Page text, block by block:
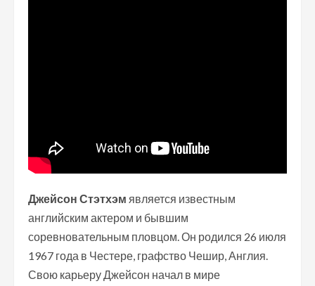
Джейсон Стэтхэм является известным
английским актером и бывшим
соревновательным пловцом. Он родился 26 июля
1967 года в Честере, графство Чешир, Англия.
Свою карьеру Джейсон начал в мире